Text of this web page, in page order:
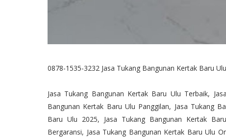
0878-1535-3232 Jasa Tukang Bangunan Kertak Baru Ulu
Jasa Tukang Bangunan Kertak Baru Ulu Terbaik,
Bangunan Kertak Baru Ulu Panggilan, Jasa Tukang
Baru Ulu 2025, Jasa Tukang Bangunan Kertak
Bergaransi, Jasa Tukang Bangunan Kertak Baru Ulu